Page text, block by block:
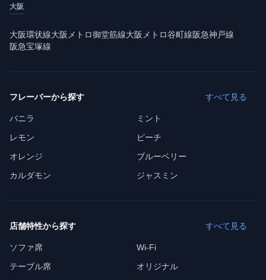
大阪
大阪環状線大阪メトロ御堂筋線大阪メトロ谷町線阪急神戸線
阪急宝塚線
フレーバーから探す すべて見る
バニラ
ミント
レモン
ピーチ
オレンジ
ブルーベリー
カルダモン
ジャスミン
店舗特性から探す すべて見る
ソファ席
Wi-Fi
テーブル席
オリジナル